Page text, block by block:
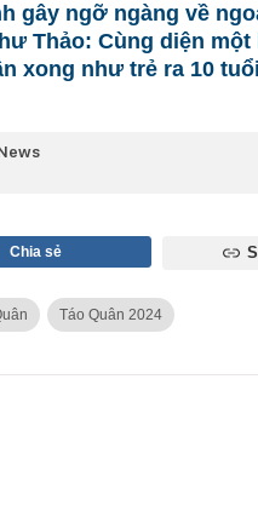
gây ngỡ ngàng về
Thảo: Cùng diện một
xong như trẻ ra 10 tuổi
Chia sẻ
Táo Quân 2024